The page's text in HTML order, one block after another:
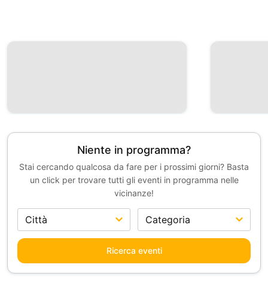
Niente in programma?
Stai cercando qualcosa da fare per i prossimi giorni? Basta
un click per trovare tutti gli eventi in programma nelle
vicinanze!
Ricerca eventi